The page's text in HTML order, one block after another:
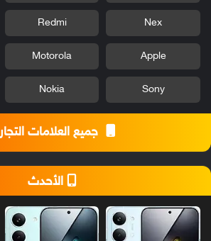
Nex
Redmi
Apple
Motorola
Sony
Nokia
جميع العلامات
الأحدث